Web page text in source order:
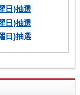
日)抽選
日)抽選
日)抽選